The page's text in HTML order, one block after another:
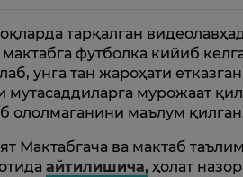
тарқалган
футболка кийиб
унга тан жароҳати
мутасаддиларга мурожаат
ололмаганини маълум
Мактабгача ва мактаб
айтилишича, ҳолат